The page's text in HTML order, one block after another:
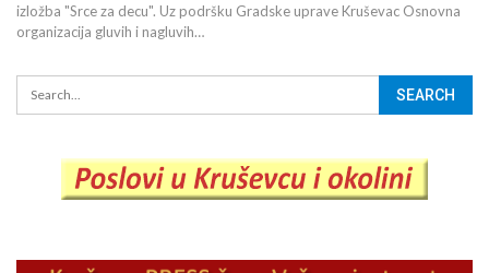
izložba "Srce za decu". Uz podršku Gradske uprave Kruševac Osnovna
organizacija gluvih i nagluvih…